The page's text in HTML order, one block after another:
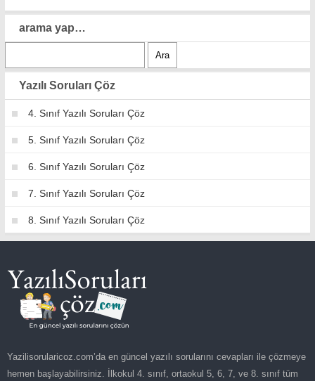
arama yap…
Yazılı Soruları Çöz
4. Sınıf Yazılı Soruları Çöz
5. Sınıf Yazılı Soruları Çöz
6. Sınıf Yazılı Soruları Çöz
7. Sınıf Yazılı Soruları Çöz
8. Sınıf Yazılı Soruları Çöz
Yazilisorularicoz.com’da en güncel yazılı sorularını cevapları ile çözmeye
hemen başlayabilirsiniz. İlkokul 4. sınıf, ortaokul 5, 6, 7, ve 8. sınıf tüm